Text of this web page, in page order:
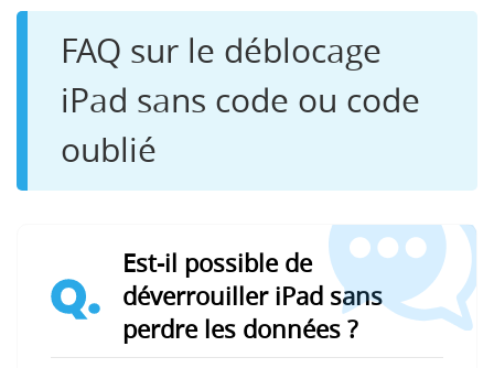
FAQ sur le déblocage
iPad sans code ou code
oublié
Q.
Est-il possible de
déverrouiller iPad sans
perdre les données ?